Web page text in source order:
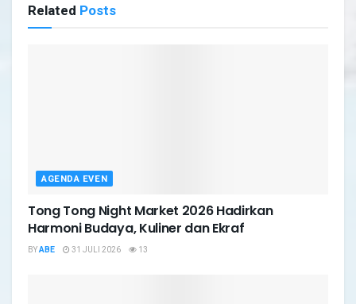
Related Posts
AGENDA EVEN
Tong Tong Night Market 2026 Hadirkan
Harmoni Budaya, Kuliner dan Ekraf
BYABE 31 JULI 2026 13